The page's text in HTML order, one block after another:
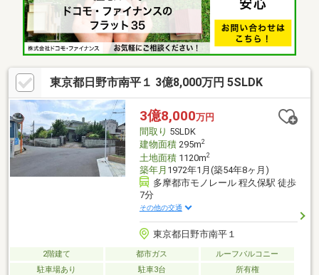
(上張)■ ご希望の住まい探しをお手伝いします ━━━━━・・・
物件の詳細・ご相談はお気軽にお問い合わせください。
東京都日野市南平１ 3億8,000万円 5SLDK
3億8,000万円
間取り 5SLDK
建物面積295m2
土地面積1120m2
築年月 1972年1月(築54年8ヶ月)
多摩都市モノレール 程久保駅 徒歩
7分
その他の交通
東京都日野市南平１
2階建て 都市ガス
ルーフバルコニー
駐車場あり
駐車3台 所有権